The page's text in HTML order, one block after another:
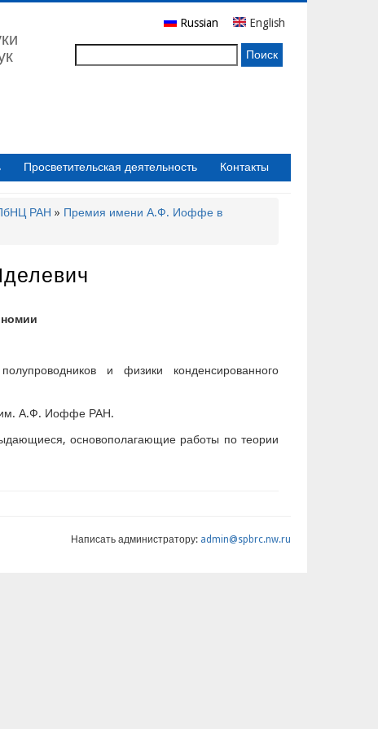
Russian English
Просветительская деятельность Контакты
РАН
Премия имени А.Ф. Иоффе в
и физики конденсированного
им. А.Ф. Иоффе РАН.
основополагающие работы по теории
Написать администратору: admin@spbrc.nw.ru